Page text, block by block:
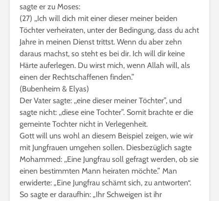
sagte er zu Moses:
(27) ,,Ich will dich mit einer dieser meiner beiden
Töchter verheiraten, unter der Bedingung, dass du acht
Jahre in meinen Dienst trittst. Wenn du aber zehn
daraus machst, so steht es bei dir. Ich will dir keine
Härte auferlegen. Du wirst mich, wenn Allah will, als
einen der Rechtschaffenen finden.”
(Bubenheim & Elyas)
Der Vater sagte: ,,eine dieser meiner Töchter”, und
sagte nicht: ,,diese eine Tochter”. Somit brachte er die
gemeinte Tochter nicht in Verlegenheit.
Gott will uns wohl an diesem Beispiel zeigen, wie wir
mit Jungfrauen umgehen sollen. Diesbezüglich sagte
Mohammed: ,,Eine Jungfrau soll gefragt werden, ob sie
einen bestimmten Mann heiraten möchte.” Man
erwiderte: „Eine Jungfrau schämt sich, zu antworten“.
So sagte er daraufhin: „Ihr Schweigen ist ihr